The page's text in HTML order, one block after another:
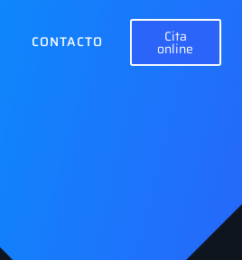
CONTACTO Cita
online